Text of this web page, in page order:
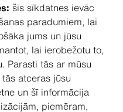
šīs sīkdatnes ievāc
paradumiem, lai
jums un jūsu
lai ierobežotu to,
Parasti tās ar mūsu
atceras jūsu
un šī informācija
piemēram,